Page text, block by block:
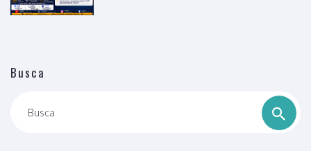
Busca
Busca